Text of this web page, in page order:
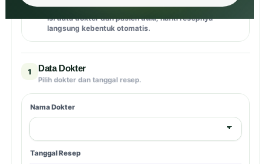
✨ Mulai dulu pelan-pelan
Isi data dokter dan pasien dulu, nanti resepnya
langsung kebentuk otomatis.
1 Data Dokter
Pilih dokter dan tanggal resep.
Nama Dokter
Tanggal Resep